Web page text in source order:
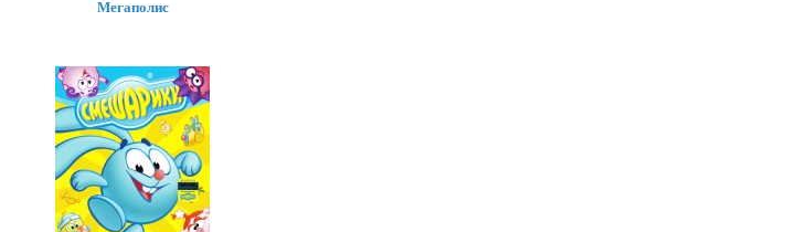
Мегаполис